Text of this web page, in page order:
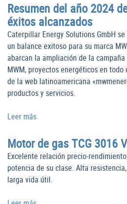
Resumen del año 2024
éxitos alcanzados
Caterpillar Energy Solutions GmbH
un balance exitoso para su marca
abarcan la ampliación de la
MWM, proyectos energéticos en
de la web latinoamericana
productos y servicios.
Leer más
Motor de gas TCG 3016
Excelente relación precio-
potencia de su clase. Alta
larga vida útil.